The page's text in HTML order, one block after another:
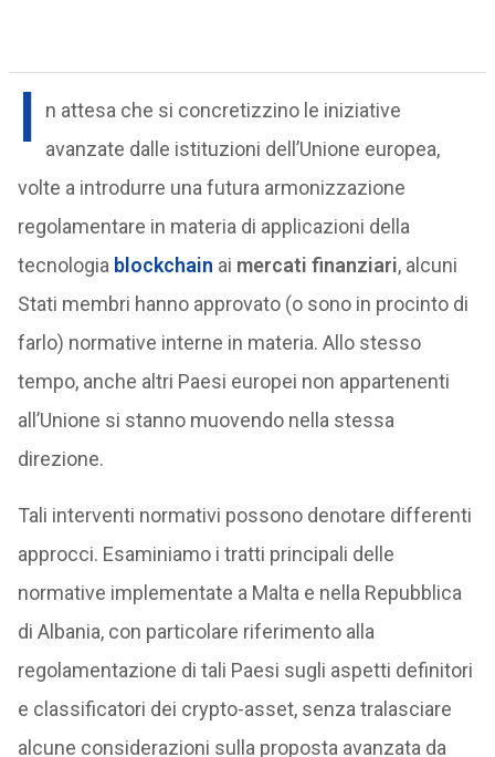
I
n attesa che si concretizzino le iniziative
avanzate dalle istituzioni dell’Unione europea,
volte a introdurre una futura armonizzazione
regolamentare in materia di applicazioni della
tecnologia blockchain ai mercati finanziari, alcuni
Stati membri hanno approvato (o sono in procinto di
farlo) normative interne in materia. Allo stesso
tempo, anche altri Paesi europei non appartenenti
all’Unione si stanno muovendo nella stessa
direzione.
Tali interventi normativi possono denotare differenti
approcci. Esaminiamo i tratti principali delle
normative implementate a Malta e nella Repubblica
di Albania, con particolare riferimento alla
regolamentazione di tali Paesi sugli aspetti definitori
e classificatori dei crypto-asset, senza tralasciare
alcune considerazioni sulla proposta avanzata da